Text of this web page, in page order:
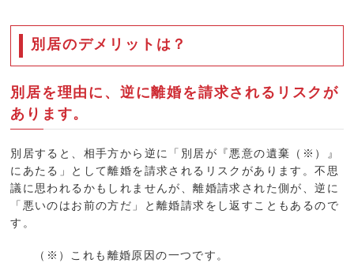
別居のデメリットは？
別居を理由に、逆に離婚を請求されるリスクが
あります。
別居すると、相手方から逆に「別居が『悪意の遺棄（※）』
にあたる」として離婚を請求されるリスクがあります。不思
議に思われるかもしれませんが、離婚請求された側が、逆に
「悪いのはお前の方だ」と離婚請求をし返すこともあるので
す。
（※）これも離婚原因の一つです。